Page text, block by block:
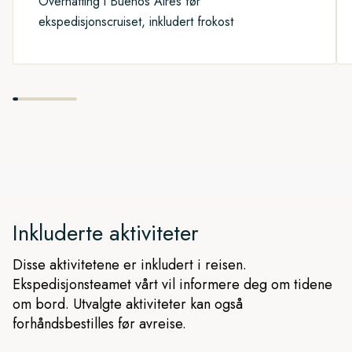
ekspedisjonscruiset, inkludert frokost
Inkluderte aktiviteter
Disse aktivitetene er inkludert i reisen.
Ekspedisjonsteamet vårt vil informere deg om tidene
om bord. Utvalgte aktiviteter kan også
forhåndsbestilles før avreise.